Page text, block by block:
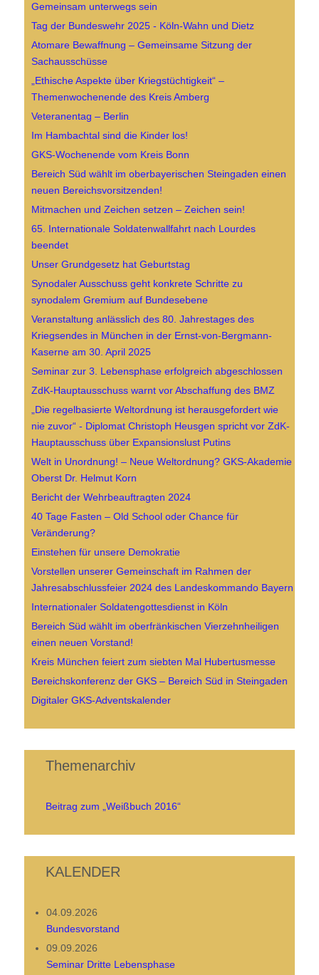
Gemeinsam unterwegs sein
Tag der Bundeswehr 2025 - Köln-Wahn und Dietz
Atomare Bewaffnung – Gemeinsame Sitzung der
Sachausschüsse
„Ethische Aspekte über Kriegstüchtigkeit“ –
Themenwochenende des Kreis Amberg
Veteranentag – Berlin
Im Hambachtal sind die Kinder los!
GKS-Wochenende vom Kreis Bonn
Bereich Süd wählt im oberbayerischen Steingaden einen
neuen Bereichsvorsitzenden!
Mitmachen und Zeichen setzen – Zeichen sein!
65. Internationale Soldatenwallfahrt nach Lourdes
beendet
Unser Grundgesetz hat Geburtstag
Synodaler Ausschuss geht konkrete Schritte zu
synodalem Gremium auf Bundesebene
Veranstaltung anlässlich des 80. Jahrestages des
Kriegsendes in München in der Ernst-von-Bergmann-
Kaserne am 30. April 2025
Seminar zur 3. Lebensphase erfolgreich abgeschlossen
ZdK-Hauptausschuss warnt vor Abschaffung des BMZ
„Die regelbasierte Weltordnung ist herausgefordert wie
nie zuvor“ - Diplomat Christoph Heusgen spricht vor ZdK-
Hauptausschuss über Expansionslust Putins
Welt in Unordnung! – Neue Weltordnung? GKS-Akademie
Oberst Dr. Helmut Korn
Bericht der Wehrbeauftragten 2024
40 Tage Fasten – Old School oder Chance für
Veränderung?
Einstehen für unsere Demokratie
Vorstellen unserer Gemeinschaft im Rahmen der
Jahresabschlussfeier 2024 des Landeskommando Bayern
Internationaler Soldatengottesdienst in Köln
Bereich Süd wählt im oberfränkischen Vierzehnheiligen
einen neuen Vorstand!
Kreis München feiert zum siebten Mal Hubertusmesse
Bereichskonferenz der GKS – Bereich Süd in Steingaden
Digitaler GKS-Adventskalender
Themenarchiv
Beitrag zum „Weißbuch 2016“
KALENDER
04.09.2026
Bundesvorstand
09.09.2026
Seminar Dritte Lebensphase